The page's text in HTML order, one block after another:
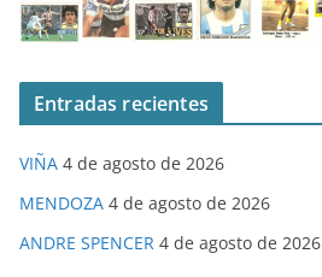
Entradas recientes
VIÑA 4 de agosto de 2026
MENDOZA 4 de agosto de 2026
ANDRE SPENCER 4 de agosto de 2026